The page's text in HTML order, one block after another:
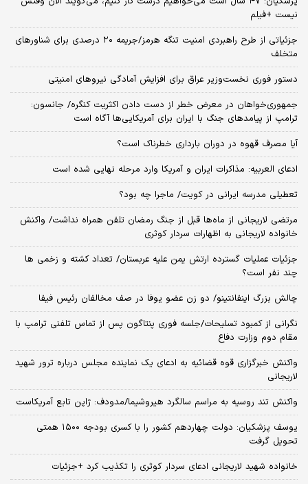
نیست +فیلم
جزئیاتی از طرح راهبردی امنیت تنگه هرمز/جریمه ۲۰ درصدی برای شناورهای
متخلف
دستور فوری نخست‌وزیر عراق برای افزایش آمادگی نیروهای امنیتی
جمهوری‌خواهان در معرض خطر از دست دادن اکثریت کنگره/ جانسون:
ترامپ از پیامدهای جنگ با ایران برای آمریکایی‌ها آگاه است
آیا مصرف قهوه در دوران بارداری خطرناک است؟
ادعای العربیه: مذاکرات ایران و آمریکا وارد مرحله نهایی شده است
تعطیلی مدرسه ایرانی در کویت/ ماجرا چه بود؟
مرتضی لاریجانی از ماه‌ها قبل از جنگ رمضان تلفن همراه نداشت/ واکنش
خانواده لاریجانی به اظهارات سردار کوثری
جزئیات عملیات گسترده ارتش یمن علیه عربستان/ تعداد کشته و زخمی ها
چند نفر است؟
چالش بزرگ اینفانتینو/ دو زن عضو یوفا در صف مخالفان رئیس فیفا
نگرانی از کمبود تسلیحات/جلسه فوری پنتاگون پس از تماس تلفنی ترامپ با
مقام دوم وزارت دفاع
واکنش خبرگزاری قوه قضائیه به ادعای یک نماینده مجلس درباره ترور شهید
لاریجانی
واکنش تند روسیه به مراسم سالگرد هیروشیما/مدودف: ژاپن تابع آمریکاست
یوسف پزشکیان: دولت چهاردهم کشور را با کسری بودجه ۱۵۰۰ همتی
تحویل گرفت
خانواده شهید لاریجانی ادعای سردار کوثری را تکذیب کرد +جزئیات